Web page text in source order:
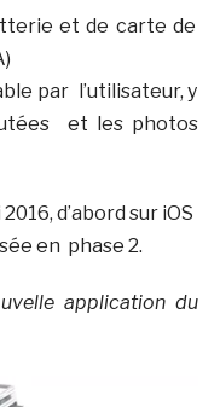
et de carte de
par l’utilisateur, y
et les photos
d’abord sur iOS
en phase 2.
application du